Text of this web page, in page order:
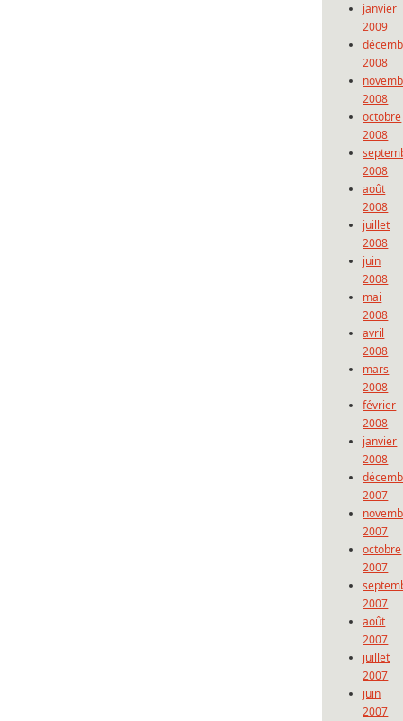
janvier
2009
2008
2008
octobre
2008
2008
août
2008
juillet
2008
juin
2008
mai
2008
avril
2008
mars
2008
février
2008
janvier
2008
2007
2007
octobre
2007
2007
août
2007
juillet
2007
juin
2007